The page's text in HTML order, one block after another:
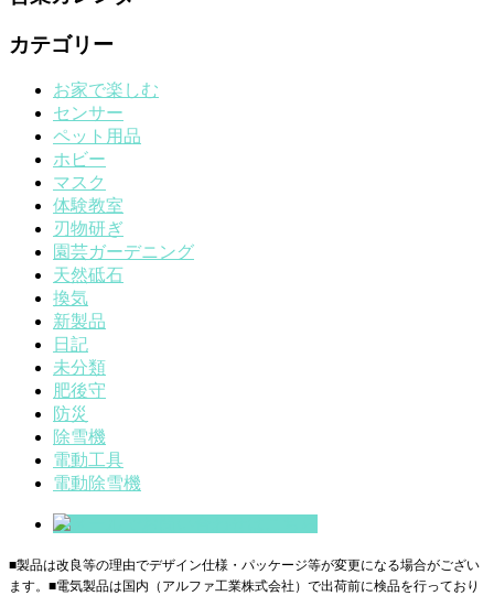
カテゴリー
お家で楽しむ
センサー
ペット用品
ホビー
マスク
体験教室
刃物研ぎ
園芸ガーデニング
天然砥石
換気
新製品
日記
未分類
肥後守
防災
除雪機
電動工具
電動除雪機
■製品は改良等の理由でデザイン仕様・パッケージ等が変更になる場合がござい
ます。■電気製品は国内（アルファ工業株式会社）で出荷前に検品を行っており